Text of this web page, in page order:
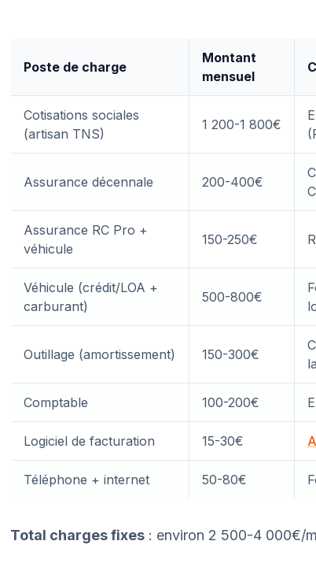
Poste de charge
Montant
mensuel
Cotisations sociales
(artisan TNS)
1 200-1 800€
Assurance décennale 200-400€
Assurance RC Pro +
véhicule
150-250€
Véhicule (crédit/LOA +
carburant)
500-800€
Outillage (amortissement) 150-300€
Comptable 100-200€
Logiciel de facturation 15-30€
Téléphone + internet 50-80€
Total charges fixes : environ 2 500-4 000€/